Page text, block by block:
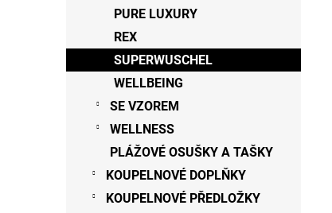
PURE LUXURY
REX
SUPERWUSCHEL
WELLBEING
SE VZOREM
WELLNESS
PLÁŽOVÉ OSUŠKY A TAŠKY
KOUPELNOVÉ DOPLŇKY
KOUPELNOVÉ PŘEDLOŽKY